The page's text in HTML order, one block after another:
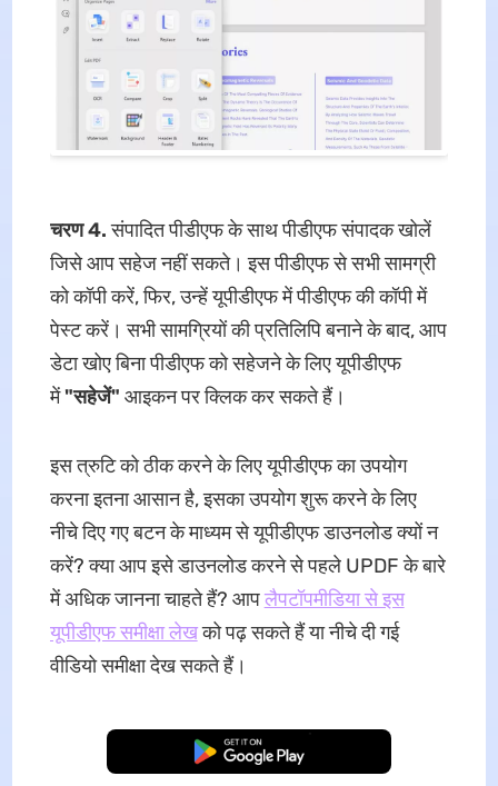
चरण 4.संपादित पीडीएफ के साथ पीडीएफ संपादक खोलें
जिसे आप सहेज नहीं सकते। इस पीडीएफ से सभी सामग्री
को कॉपी करें, फिर, उन्हें यूपीडीएफ में पीडीएफ की कॉपी में
पेस्ट करें। सभी सामग्रियों की प्रतिलिपि बनाने के बाद, आप
डेटा खोए बिना पीडीएफ को सहेजने के लिए यूपीडीएफ
में"सहेजें" आइकन पर क्लिक कर सकते हैं।
इस त्रुटि को ठीक करने के लिए यूपीडीएफ का उपयोग
करना इतना आसान है, इसका उपयोग शुरू करने के लिए
नीचे दिए गए बटन के माध्यम से यूपीडीएफ डाउनलोड क्यों न
करें? क्या आप इसे डाउनलोड करने से पहले UPDF के बारे
में अधिक जानना चाहते हैं? आपलैपटॉपमीडिया से इस
यूपीडीएफ समीक्षा लेखको पढ़ सकते हैं या नीचे दी गई
वीडियो समीक्षा देख सकते हैं।
मुफ्त डाउनलोड